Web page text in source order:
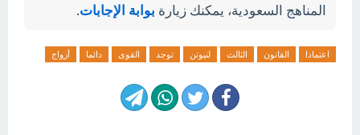
المناهج السعودية، يمكنك زيارة بوابة الإجابات.
اعتمادا القانون الثالث لنيوتن توجد القوى دائما أزواج